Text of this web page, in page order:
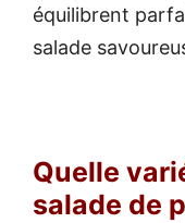
équilibrent
salade
Quelle
salade de